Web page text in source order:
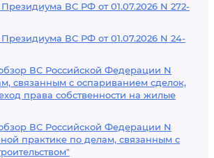
ВС РФ от 01.07.2026 N 272-
ВС РФ от 01.07.2026 N 24-
ВС Российской Федерации N
связанным с оспариванием сделок,
права собственности на жилые
ВС Российской Федерации N
практике по делам, связанным с